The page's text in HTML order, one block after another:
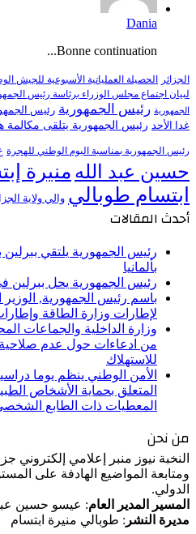
Dania
Bonne continuation...
الجزائر الحصيلة العملياتية الأسبوعية للجيش
لبيان اجتماع مجلس الوزراء برئاسة رئيس
الجمهورية رئيس الجمهورية رئيس
غدا الأحد رئيس الجمهورية يتلقى مكالمة
رئيس الجمهورية بمناسبة اليوم الوطني للهجرة
حسين عبد الله منيرة
ابتسام طوبالي والي ولاية
أحدث المقالات
رئيس الجمهورية يلتقي ببرلين
بألمانيا
رئيس الجمهورية يحل ببرلين
باسم رئيس الجمهورية, الوزير
لإطارات وزارة الطاقة
وزارة الداخلية والجماعات
من ادعاءات حول عدم صلاحية
للاستهلاك
الأمن الوطني ينظم يوما
المتعلق بحماية الأشخاص
المعطيات ذات الطابع
من نحن
النخبة نيوز منبر إعلامي إلكتروني
ومتابعة المواضيع الهادفة على
الدولي.
المسير المدير العام: عيسو حسين
مديرة النشر : طوبالي منيرة ابتسام